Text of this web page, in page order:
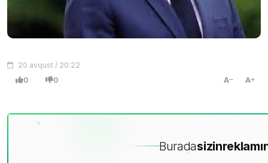
20 avqust / 20:22
0 0 A A
Buradasizin